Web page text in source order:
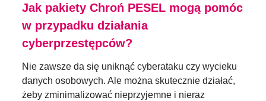
Jak pakiety Chroń PESEL mogą pomóc
w przypadku działania
cyberprzestępców?
Nie zawsze da się uniknąć cyberataku czy wycieku
danych osobowych. Ale można skutecznie działać,
żeby zminimalizować nieprzyjemne i nieraz